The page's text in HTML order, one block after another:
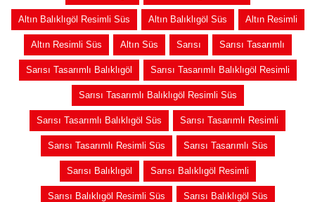
Altın Balıklıgöl Resimli Süs Altın Balıklıgöl Süs Altın Resimli
Altın Resimli Süs Altın Süs Sarısı Sarısı Tasarımlı
Sarısı Tasarımlı Balıklıgöl Sarısı Tasarımlı Balıklıgöl Resimli
Sarısı Tasarımlı Balıklıgöl Resimli Süs
Sarısı Tasarımlı Balıklıgöl Süs Sarısı Tasarımlı Resimli
Sarısı Tasarımlı Resimli Süs Sarısı Tasarımlı Süs
Sarısı Balıklıgöl Sarısı Balıklıgöl Resimli
Sarısı Balıklıgöl Resimli Süs Sarısı Balıklıgöl Süs